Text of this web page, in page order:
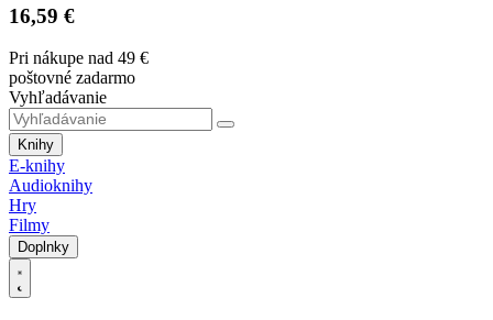
16,59 €
Pri nákupe nad 49 €
poštovné zadarmo
Vyhľadávanie
Knihy
E-knihy
Audioknihy
Hry
Filmy
Doplnky